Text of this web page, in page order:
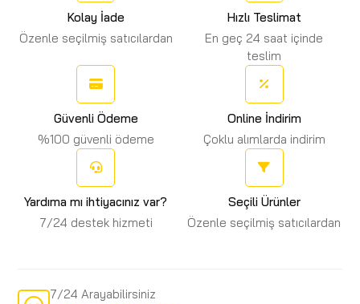
Kolay İade
Özenle seçilmiş satıcılardan
Hızlı Teslimat
En geç 24 saat içinde
teslim
Güvenli Ödeme
%100 güvenli ödeme
Online İndirim
Çoklu alımlarda indirim
Yardıma mı ihtiyacınız var?
7/24 destek hizmeti
Seçili Ürünler
Özenle seçilmiş satıcılardan
7/24 Arayabilirsiniz